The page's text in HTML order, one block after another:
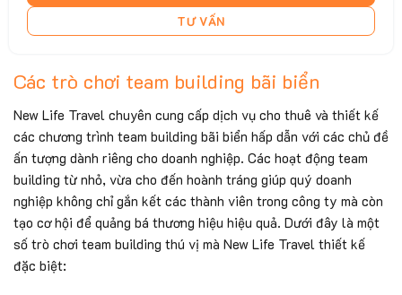
TƯ VẤN
Các trò chơi team building bãi biển
New Life Travel chuyên cung cấp dịch vụ cho thuê và thiết kế
các chương trình team building bãi biển hấp dẫn với các chủ đề
ấn tượng dành riêng cho doanh nghiệp. Các hoạt động team
building từ nhỏ, vừa cho đến hoành tráng giúp quý doanh
nghiệp không chỉ gắn kết các thành viên trong công ty mà còn
tạo cơ hội để quảng bá thương hiệu hiệu quả. Dưới đây là một
số trò chơi team building thú vị mà New Life Travel thiết kế
đặc biệt: